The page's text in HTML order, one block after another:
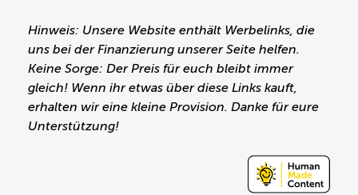
Hinweis: Unsere Website enthält Werbelinks, die
uns bei der Finanzierung unserer Seite helfen.
Keine Sorge: Der Preis für euch bleibt immer
gleich! Wenn ihr etwas über diese Links kauft,
erhalten wir eine kleine Provision. Danke für eure
Unterstützung!